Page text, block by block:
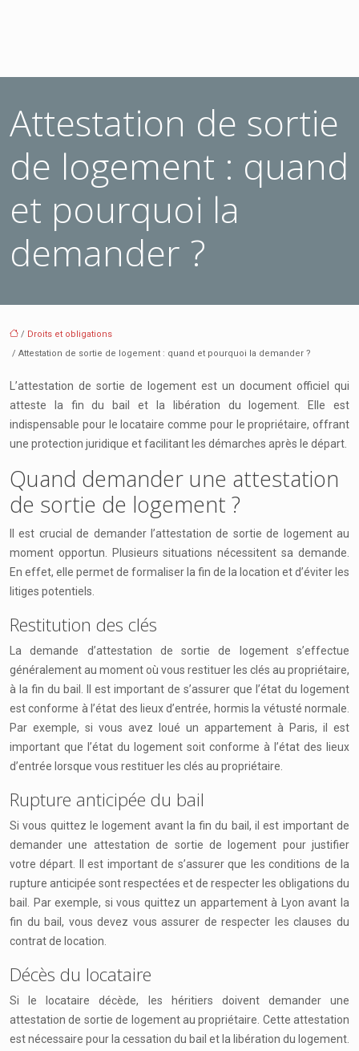
Attestation de sortie
de logement : quand
et pourquoi la
demander ?
/ Droits et obligations
/ Attestation de sortie de logement : quand et pourquoi la demander ?
L’attestation de sortie de logement est un document officiel qui
atteste la fin du bail et la libération du logement. Elle est
indispensable pour le locataire comme pour le propriétaire, offrant
une protection juridique et facilitant les démarches après le départ.
Quand demander une attestation
de sortie de logement ?
Il est crucial de demander l’attestation de sortie de logement au
moment opportun. Plusieurs situations nécessitent sa demande.
En effet, elle permet de formaliser la fin de la location et d’éviter les
litiges potentiels.
Restitution des clés
La demande d’attestation de sortie de logement s’effectue
généralement au moment où vous restituer les clés au propriétaire,
à la fin du bail. Il est important de s’assurer que l’état du logement
est conforme à l’état des lieux d’entrée, hormis la vétusté normale.
Par exemple, si vous avez loué un appartement à Paris, il est
important que l’état du logement soit conforme à l’état des lieux
d’entrée lorsque vous restituer les clés au propriétaire.
Rupture anticipée du bail
Si vous quittez le logement avant la fin du bail, il est important de
demander une attestation de sortie de logement pour justifier
votre départ. Il est important de s’assurer que les conditions de la
rupture anticipée sont respectées et de respecter les obligations du
bail. Par exemple, si vous quittez un appartement à Lyon avant la
fin du bail, vous devez vous assurer de respecter les clauses du
contrat de location.
Décès du locataire
Si le locataire décède, les héritiers doivent demander une
attestation de sortie de logement au propriétaire. Cette attestation
est nécessaire pour la cessation du bail et la libération du logement.